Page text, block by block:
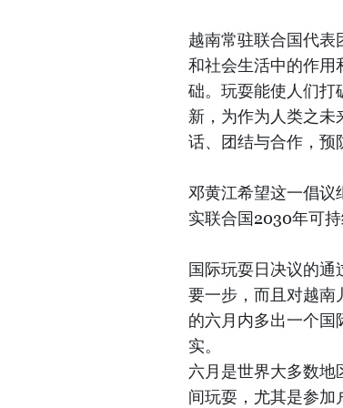
越南常驻联合国代表
和社会生活中的作用
础。玩耍能使人们打
新，为作为人类之未
话、团结与合作，预
邓黄江希望这一倡议
实联合国2030年可持
国际玩耍日决议的
要一步，而且对越南
的六月内多出一个国
实。
六月是世界大多数地
间玩耍，尤其是参加